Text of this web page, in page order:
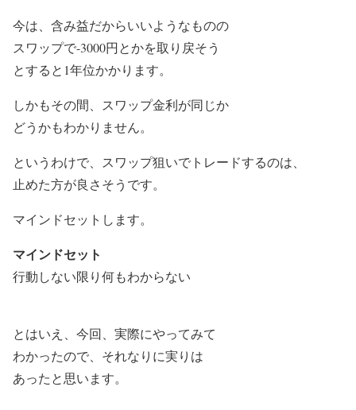
今は、含み益だからいいようなものの
スワップで-3000円とかを取り戻そう
とすると1年位かかります。
しかもその間、スワップ金利が同じか
どうかもわかりません。
というわけで、スワップ狙いでトレードするのは、
止めた方が良さそうです。
マインドセットします。
マインドセット
行動しない限り何もわからない
とはいえ、今回、実際にやってみて
わかったので、それなりに実りは
あったと思います。